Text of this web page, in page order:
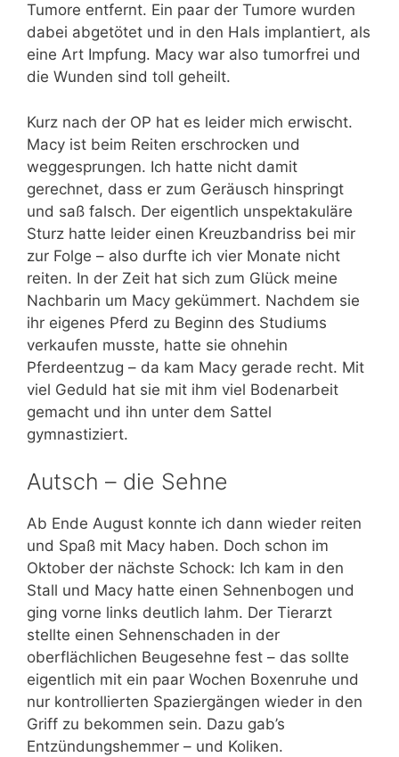
Tumore entfernt. Ein paar der Tumore wurden
dabei abgetötet und in den Hals implantiert, als
eine Art Impfung. Macy war also tumorfrei und
die Wunden sind toll geheilt.
Kurz nach der OP hat es leider mich erwischt.
Macy ist beim Reiten erschrocken und
weggesprungen. Ich hatte nicht damit
gerechnet, dass er zum Geräusch hinspringt
und saß falsch. Der eigentlich unspektakuläre
Sturz hatte leider einen Kreuzbandriss bei mir
zur Folge – also durfte ich vier Monate nicht
reiten. In der Zeit hat sich zum Glück meine
Nachbarin um Macy gekümmert. Nachdem sie
ihr eigenes Pferd zu Beginn des Studiums
verkaufen musste, hatte sie ohnehin
Pferdeentzug – da kam Macy gerade recht. Mit
viel Geduld hat sie mit ihm viel Bodenarbeit
gemacht und ihn unter dem Sattel
gymnastiziert.
Autsch – die Sehne
Ab Ende August konnte ich dann wieder reiten
und Spaß mit Macy haben. Doch schon im
Oktober der nächste Schock: Ich kam in den
Stall und Macy hatte einen Sehnenbogen und
ging vorne links deutlich lahm. Der Tierarzt
stellte einen Sehnenschaden in der
oberflächlichen Beugesehne fest – das sollte
eigentlich mit ein paar Wochen Boxenruhe und
nur kontrollierten Spaziergängen wieder in den
Griff zu bekommen sein. Dazu gab’s
Entzündungshemmer – und Koliken.